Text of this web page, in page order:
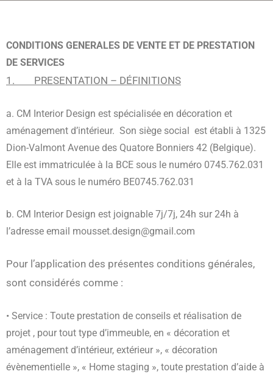
de
inhoud
CONDITIONS GENERALES DE VENTE ET DE PRESTATION
DE SERVICES
1. PRESENTATION – DÉFINITIONS
a. CM Interior Design est spécialisée en décoration et
aménagement d’intérieur. Son siège social est établi à 1325
Dion-Valmont Avenue des Quatore Bonniers 42 (Belgique).
Elle est immatriculée à la BCE sous le numéro 0745.762.031
et à la TVA sous le numéro BE0745.762.031
b. CM Interior Design est joignable 7j/7j, 24h sur 24h à
l’adresse email mousset.design@gmail.com
Pour l’application des présentes conditions générales,
sont considérés comme :
• Service : Toute prestation de conseils et réalisation de
projet , pour tout type d’immeuble, en « décoration et
aménagement d’intérieur, extérieur », « décoration
évènementielle », « Home staging », toute prestation d’aide à